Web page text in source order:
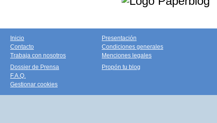
Inicio
Contacto
Trabaja con nosotros
Presentación
Condiciones generales
Menciones legales
Dossier de Prensa
F.A.Q.
Gestionar cookies
Propón tu blog